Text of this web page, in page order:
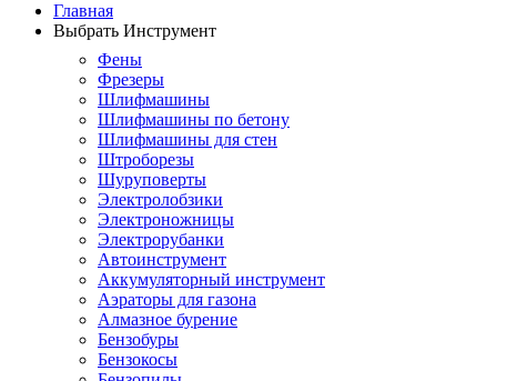
Главная
Выбрать Инструмент
Фены
Фрезеры
Шлифмашины
Шлифмашины по бетону
Шлифмашины для стен
Штроборезы
Шуруповерты
Электролобзики
Электроножницы
Электрорубанки
Автоинструмент
Аккумуляторный инструмент
Аэраторы для газона
Алмазное бурение
Бензобуры
Бензокосы